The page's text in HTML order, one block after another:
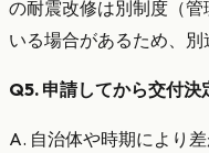
の耐震改修は別制度（
いる場合があるため、別
Q5. 申請してから交付決
A. 自治体や時期により